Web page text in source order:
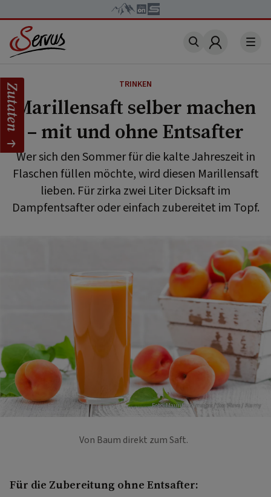
Account
TRINKEN
Marillensaft selber machen
– mit und ohne Entsafter
Wer sich den Sommer für die kalte Jahreszeit in
Flaschen füllen möchte, wird diesen Marillensaft
lieben. Für zirka zwei Liter Dicksaft im
Dampfentsafter oder einfach zubereitet im Topf.
Foto: Mauritius Images / Sea Wave / Alamy
Von Baum direkt zum Saft.
Für die Zubereitung ohne Entsafter:
Zutaten